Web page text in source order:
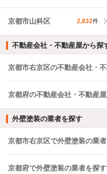
京都市山科区 2,832件
不動産会社・不動産屋から探
京都市右京区の不動産会社・
京都府の不動産会社・不動産
外壁塗装の業者を探す
京都市右京区で外壁塗装の業
京都府で外壁塗装の業者を探す